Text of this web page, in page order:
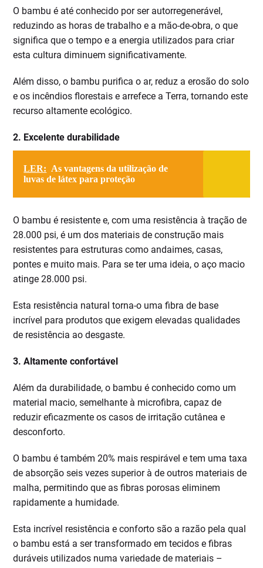
O bambu é até conhecido por ser autorregenerável,
reduzindo as horas de trabalho e a mão-de-obra, o que
significa que o tempo e a energia utilizados para criar
esta cultura diminuem significativamente.
Além disso, o bambu purifica o ar, reduz a erosão do solo
e os incêndios florestais e arrefece a Terra, tornando este
recurso altamente ecológico.
2. Excelente durabilidade
LER: As vantagens da utilização de
luvas de látex para proteção
O bambu é resistente e, com uma resistência à tração de
28.000 psi, é um dos materiais de construção mais
resistentes para estruturas como andaimes, casas,
pontes e muito mais. Para se ter uma ideia, o aço macio
atinge 28.000 psi.
Esta resistência natural torna-o uma fibra de base
incrível para produtos que exigem elevadas qualidades
de resistência ao desgaste.
3. Altamente confortável
Além da durabilidade, o bambu é conhecido como um
material macio, semelhante à microfibra, capaz de
reduzir eficazmente os casos de irritação cutânea e
desconforto.
O bambu é também 20% mais respirável e tem uma taxa
de absorção seis vezes superior à de outros materiais de
malha, permitindo que as fibras porosas eliminem
rapidamente a humidade.
Esta incrível resistência e conforto são a razão pela qual
o bambu está a ser transformado em tecidos e fibras
duráveis utilizados numa variedade de materiais –